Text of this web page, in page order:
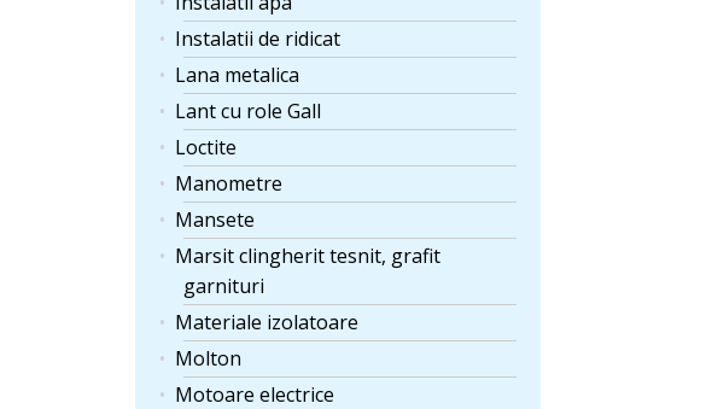
Instalatii de ridicat
Lana metalica
Lant cu role Gall
Loctite
Manometre
Mansete
Marsit clingherit tesnit, grafit
garnituri
Materiale izolatoare
Molton
Motoare electrice